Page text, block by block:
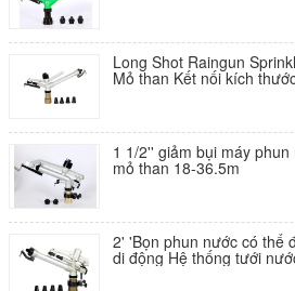
Long Shot Raingun
Mỏ than Kết nối kích
1 1/2'' giảm bụi máy
mỏ than 18-36.5m
2' 'Bọn phun nước có thể
di động Hệ thống tưới